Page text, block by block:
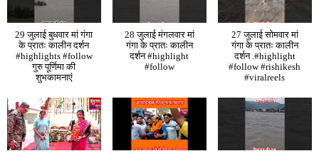
29 जुलाई बुधवार मां गंगा
के प्रातः कालीन दर्शन
#highlights #follow
गुरु पूर्णिमा की
शुभकामनाएं
28 जुलाई मंगलवार मां
गंगा के प्रातः कालीन
दर्शन #highlight
#follow
27 जुलाई सोमवार मां
गंगा के प्रातः कालीन
दर्शन .#highlight
#follow #rishikesh
#viralreels